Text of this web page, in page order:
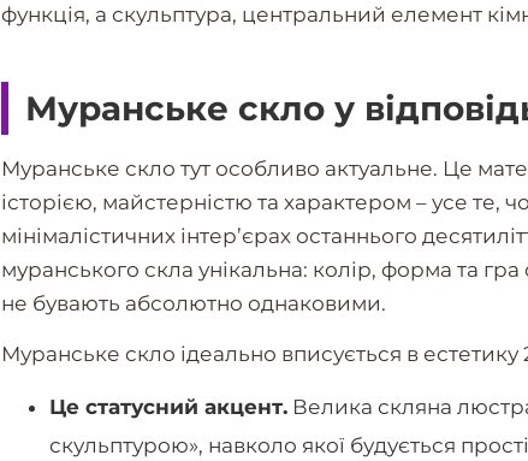
функція, а скульптура, центральний елемент
Муранське скло у
Муранське скло тут особливо актуальне. Це
історією, майстерністю та характером – усе те,
мінімалістичних інтер’єрах останнього
муранського скла унікальна: колір, форма та гра
не бувають абсолютно однаковими.
Муранське скло ідеально вписується в естетику
Це статусний акцент. Велика скляна
скульптурою», навколо якої будується